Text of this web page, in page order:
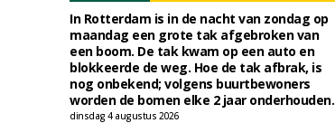
In Rotterdam is in de nacht van zondag op
maandag een grote tak afgebroken van
een boom. De tak kwam op een auto en
blokkeerde de weg. Hoe de tak afbrak, is
nog onbekend; volgens buurtbewoners
worden de bomen elke 2 jaar onderhouden.
dinsdag 4 augustus 2026